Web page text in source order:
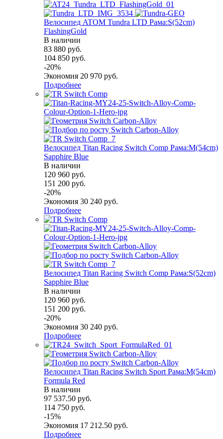
Велосипед ATOM Tundra LTD Рама:S(52cm)
FlashingGold
В наличии
83 880 руб.
104 850 руб.
-20%
Экономия 20 970 руб.
Подробнее
Велосипед Titan Racing Switch Comp Рама:M(54cm)
Sapphire Blue
В наличии
120 960 руб.
151 200 руб.
-20%
Экономия 30 240 руб.
Подробнее
Велосипед Titan Racing Switch Comp Рама:S(52cm)
Sapphire Blue
В наличии
120 960 руб.
151 200 руб.
-20%
Экономия 30 240 руб.
Подробнее
Велосипед Titan Racing Switch Sport Рама:M(54cm)
Formula Red
В наличии
97 537.50 руб.
114 750 руб.
-15%
Экономия 17 212.50 руб.
Подробнее